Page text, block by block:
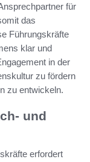
für
das
Führungskräfte
klar und
in der
zu fördern
zu entwickeln.
und
erfordert